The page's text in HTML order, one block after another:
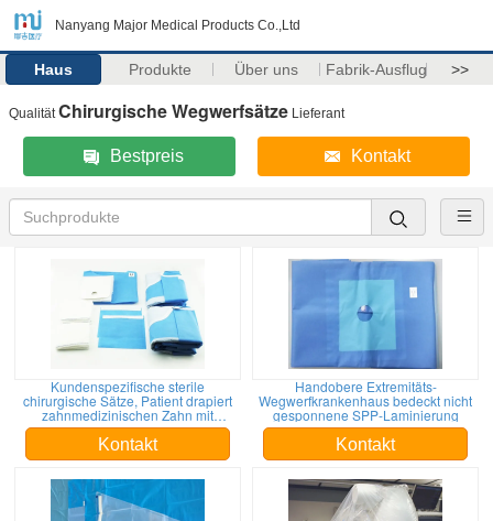
Nanyang Major Medical Products Co.,Ltd
Haus Produkte Über uns Fabrik-Ausflug >>
QualitätChirurgische Wegwerfsätze Lieferant
Bestpreis Kontakt
Kundenspezifische sterile
chirurgische Sätze, Patient drapiert
zahnmedizinischen Zahn mit
Gummihandschuhen
Kontakt
Handobere Extremitäts-
Wegwerfkrankenhaus bedeckt nicht
gesponnene SPP-Laminierung
Kontakt